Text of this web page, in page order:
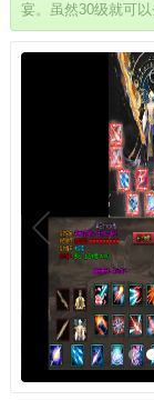
宴。虽然30级就可
高，杀怪的经验越